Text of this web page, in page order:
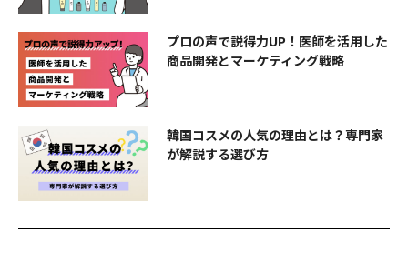
プロの声で説得力UP！医師を活用した
商品開発とマーケティング戦略
韓国コスメの人気の理由とは？専門家
が解説する選び方